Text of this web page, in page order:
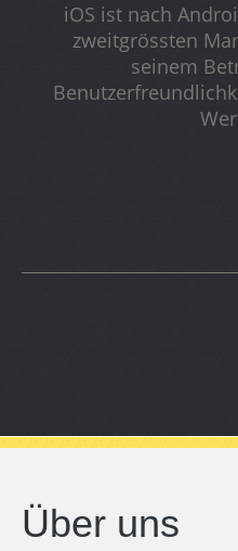
iOS ist nach
zweitgrössten
seinem
Über uns